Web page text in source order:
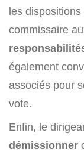
les
commissaire
également
associés pour
vote.
Enfin, le
démissionner